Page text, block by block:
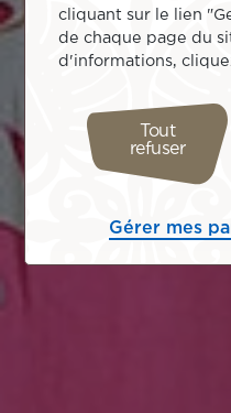
cliquant sur le lien
de chaque page du
d'informations,
Tout
refuser
Gérer mes